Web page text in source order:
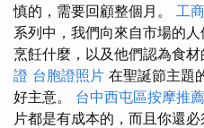
慎的，需要回顧整個月。 工
系列中，我們向來自市場的
烹飪什麼，以及他們認為食材
證 台胞證照片 在聖誕節主題
好主意。 台中西屯區按摩推薦
片都是有成本的，而且你還